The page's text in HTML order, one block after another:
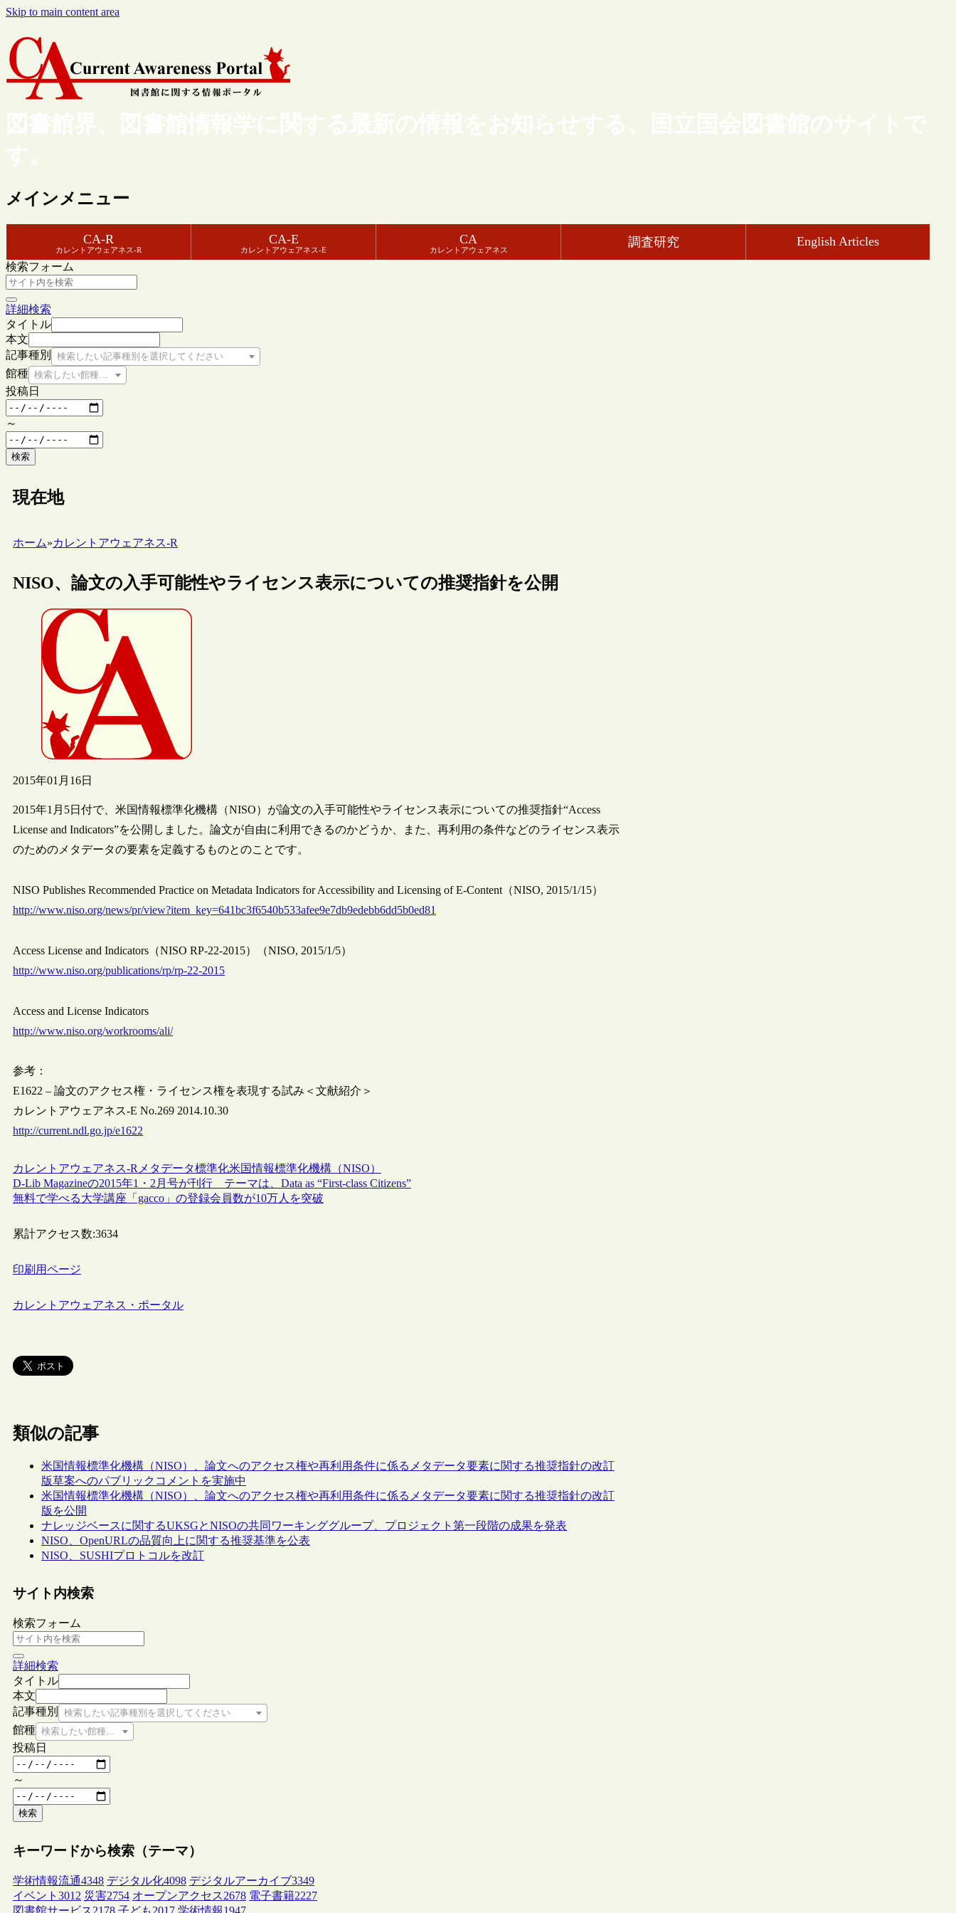
Skip to main content area
図書館界、図書館情報学に関する最新の情報をお知らせする、国立国会図書館のサイトで
す。
メインメニュー
CA-R
カレントアウェアネス-R
CA-E
カレントアウェアネス-E
CA
カレントアウェアネス
調査研究 English Articles
検索フォーム
詳細検索
タイトル
本文
記事種別
検索したい記事種別を選択してください
館種 検索したい館種を選択してください
投稿日
～
検索
現在地
ホーム»カレントアウェアネス-R
NISO、論文の入手可能性やライセンス表示についての推奨指針を公開
2015年01月16日
2015年1月5日付で、米国情報標準化機構（NISO）が論文の入手可能性やライセンス表示についての推奨指針“Access
License and Indicators”を公開しました。論文が自由に利用できるのかどうか、また、再利用の条件などのライセンス表示
のためのメタデータの要素を定義するものとのことです。
NISO Publishes Recommended Practice on Metadata Indicators for Accessibility and Licensing of E-Content（NISO, 2015/1/15）
http://www.niso.org/news/pr/view?item_key=641bc3f6540b533afee9e7db9edebb6dd5b0ed81
Access License and Indicators（NISO RP-22-2015）（NISO, 2015/1/5）
http://www.niso.org/publications/rp/rp-22-2015
Access and License Indicators
http://www.niso.org/workrooms/ali/
参考：
E1622 – 論文のアクセス権・ライセンス権を表現する試み＜文献紹介＞
カレントアウェアネス-E No.269 2014.10.30
http://current.ndl.go.jp/e1622
カレントアウェアネス-R メタデータ標準化米国情報標準化機構（NISO）
D-Lib Magazineの2015年1・2月号が刊行 テーマは、Data as “First-class Citizens”
無料で学べる大学講座「gacco」の登録会員数が10万人を突破
累計アクセス数:3634
印刷用ページ
カレントアウェアネス・ポータル
類似の記事
米国情報標準化機構（NISO）、論文へのアクセス権や再利用条件に係るメタデータ要素に関する推奨指針の改訂
版草案へのパブリックコメントを実施中
米国情報標準化機構（NISO）、論文へのアクセス権や再利用条件に係るメタデータ要素に関する推奨指針の改訂
版を公開
ナレッジベースに関するUKSGとNISOの共同ワーキンググループ、プロジェクト第一段階の成果を発表
NISO、OpenURLの品質向上に関する推奨基準を公表
NISO、SUSHIプロトコルを改訂
サイト内検索
検索フォーム
詳細検索
タイトル
本文
記事種別
検索したい記事種別を選択してください
館種 検索したい館種を選択してください
投稿日
～
検索
キーワードから検索（テーマ）
学術情報流通4348 デジタル化4098 デジタルアーカイブ3349
イベント 3012 災害2754 オープンアクセス2678 電子書籍2227
図書館サービス2178 子ども2017 学術情報1947